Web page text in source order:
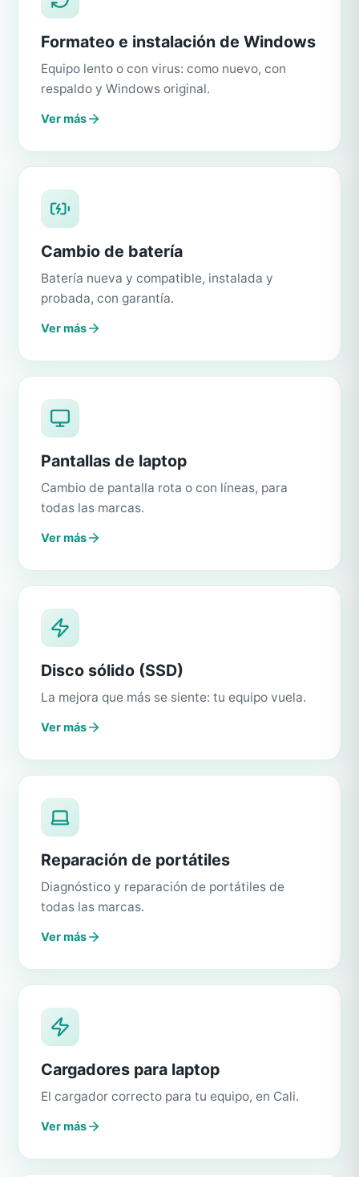
Formateo e instalación de Windows
Equipo lento o con virus: como nuevo, con
respaldo y Windows original.
Ver más
Cambio de batería
Batería nueva y compatible, instalada y
probada, con garantía.
Ver más
Pantallas de laptop
Cambio de pantalla rota o con líneas, para
todas las marcas.
Ver más
Disco sólido (SSD)
La mejora que más se siente: tu equipo vuela.
Ver más
Reparación de portátiles
Diagnóstico y reparación de portátiles de
todas las marcas.
Ver más
Cargadores para laptop
El cargador correcto para tu equipo, en Cali.
Ver más